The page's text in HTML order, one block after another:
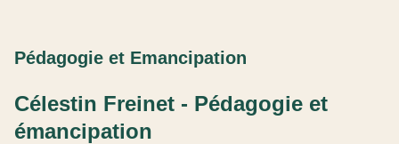
Célestin Freinet - Pédagogie et
émancipation
Pédagogie et Emancipation